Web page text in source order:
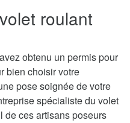
roulant
obtenu un permis pour
bien choisir votre
pose soignée de votre
spécialiste du volet
de ces artisans poseurs